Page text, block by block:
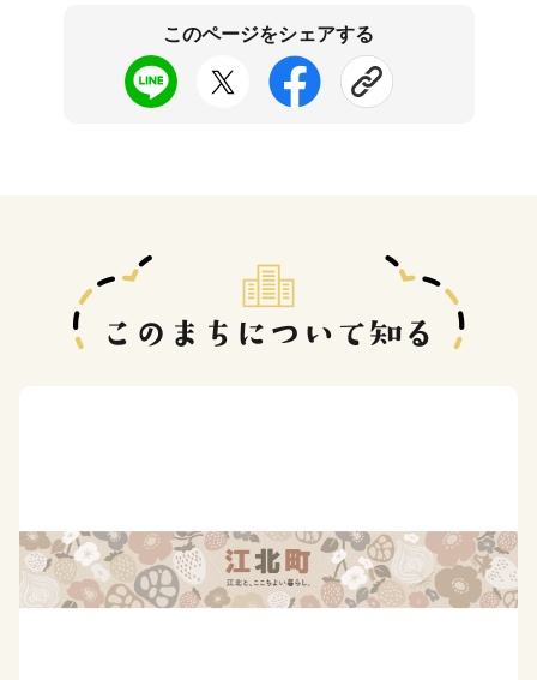
このページをシェアする